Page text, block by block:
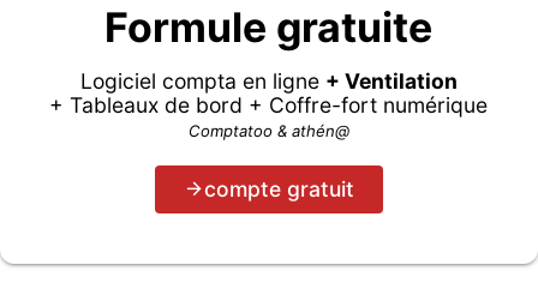
Formule gratuite
Logiciel compta en ligne + Ventilation
+ Tableaux de bord + Coffre-fort numérique
Comptatoo & athén@
compte gratuit